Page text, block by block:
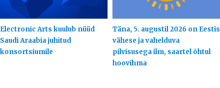
Electronic Arts kuulub nüüd
Saudi Araabia juhitud
konsortsiumile
Täna, 5. augustil 2026 on Eestis
vähese ja vahelduva
pilvisusega ilm, saartel õhtul
hoovihma